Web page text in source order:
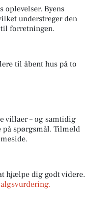
oplevelser. Byens
understreger den
forretningen.
til åbent hus på to
villaer – og samtidig
spørgsmål. Tilmeld
hjælpe dig godt videre.
hørdug fra Koustrup &